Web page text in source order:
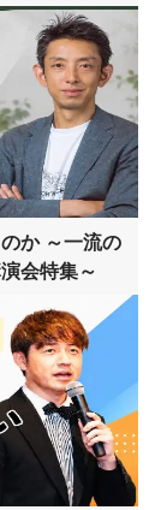
か ～一流の
会特集～